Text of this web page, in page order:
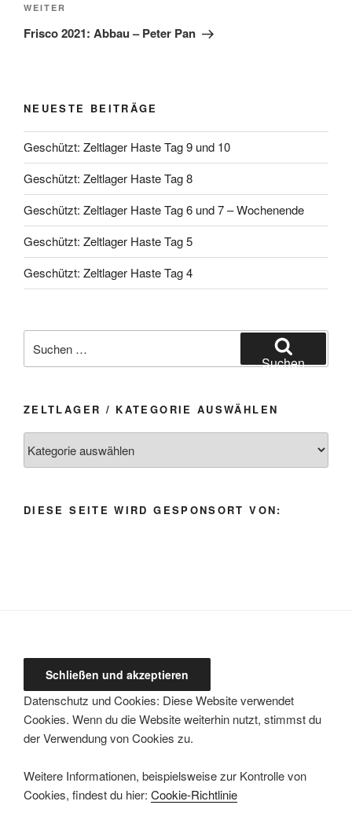
Nächster
Beitrag
WEITER
Frisco 2021: Abbau – Peter Pan
NEUESTE BEITRÄGE
Geschützt: Zeltlager Haste Tag 9 und 10
Geschützt: Zeltlager Haste Tag 8
Geschützt: Zeltlager Haste Tag 6 und 7 – Wochenende
Geschützt: Zeltlager Haste Tag 5
Geschützt: Zeltlager Haste Tag 4
nach:
Suchen
ZELTLAGER / KATEGORIE AUSWÄHLEN
DIESE SEITE WIRD GESPONSORT VON:
Datenschutz und Cookies: Diese Website verwendet
Cookies. Wenn du die Website weiterhin nutzt, stimmst du
der Verwendung von Cookies zu.
Weitere Informationen, beispielsweise zur Kontrolle von
Cookies, findest du hier: Cookie-Richtlinie